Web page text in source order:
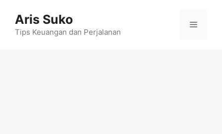
content
Aris Suko
Tips Keuangan dan Perjalanan
Menu